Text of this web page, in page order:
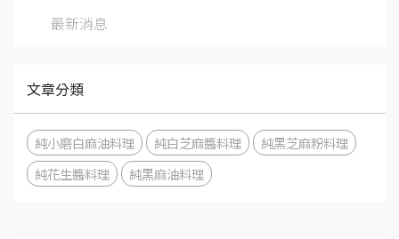
最新消息
文章分類
純小磨白麻油料理 純白芝麻醬料理
純黑芝麻粉料理
純花生醬料理
純黑麻油料理